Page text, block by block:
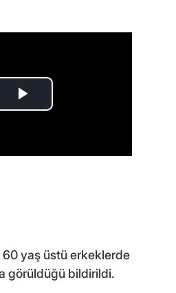
60 yaş üstü erkeklerde
görüldüğü bildirildi.